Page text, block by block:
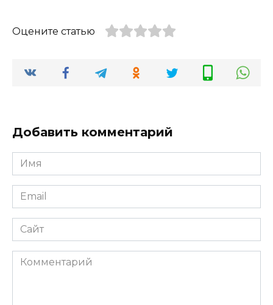
Оцените статью
Добавить комментарий
Имя
*
Email
*
Сайт
Комментарий